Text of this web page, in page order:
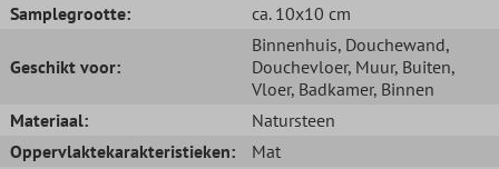
Samplegrootte:
ca. 10x10 cm
Geschikt voor:
Binnenhuis, Douchewand,
Douchevloer, Muur, Buiten,
Vloer, Badkamer, Binnen
Materiaal:
Natursteen
Oppervlaktekarakteristieken:
Mat